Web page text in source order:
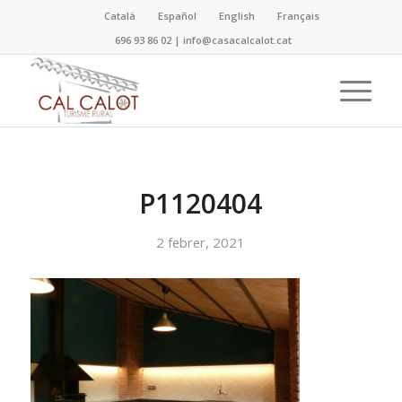
Català Español English
Français
696 93 86 02 |info@casacalcalot.cat
P1120404
2 febrer, 2021